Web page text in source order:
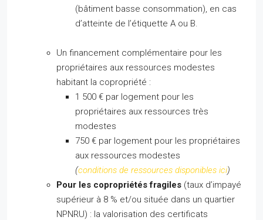
(bâtiment basse consommation), en cas
d’atteinte de l’étiquette A ou B.
Un financement complémentaire pour les
propriétaires aux ressources modestes
habitant la copropriété :
1 500 € par logement pour les
propriétaires aux ressources très
modestes
750 € par logement pour les propriétaires
aux ressources modestes
(conditions de ressources disponibles ici)
Pour les copropriétés fragiles (taux d’impayé
supérieur à 8 % et/ou située dans un quartier
NPNRU) : la valorisation des certificats